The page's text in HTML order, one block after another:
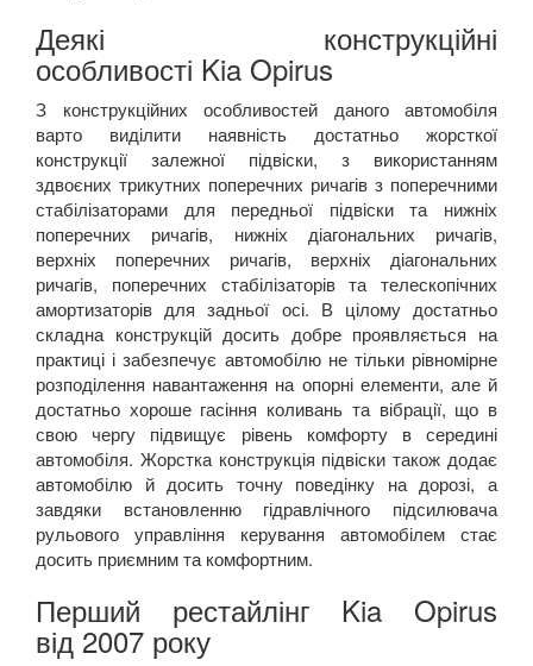
Деякі конструкційні
особливості Kia Opirus
З конструкційних особливостей даного автомобіля
варто виділити наявність достатньо жорсткої
конструкції залежної підвіски, з використанням
здвоєних трикутних поперечних ричагів з поперечними
стабілізаторами для передньої підвіски та нижніх
поперечних ричагів, нижніх діагональних ричагів,
верхніх поперечних ричагів, верхніх діагональних
ричагів, поперечних стабілізаторів та телескопічних
амортизаторів для задньої осі. В цілому достатньо
складна конструкцій досить добре проявляється на
практиці і забезпечує автомобілю не тільки рівномірне
розподілення навантаження на опорні елементи, але й
достатньо хороше гасіння коливань та вібрації, що в
свою чергу підвищує рівень комфорту в середині
автомобіля. Жорстка конструкція підвіски також додає
автомобілю й досить точну поведінку на дорозі, а
завдяки встановленню гідравлічного підсилювача
рульового управління керування автомобілем стає
досить приємним та комфортним.
Перший рестайлінг Kia Opirus
від 2007 року